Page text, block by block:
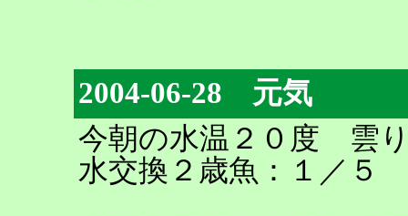
2004-06-28 元気
今朝の水温２０度 雲
水交換２歳魚：１／５